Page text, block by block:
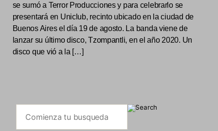
se sumó a Terror Producciones y para celebrarlo se
presentará en Uniclub, recinto ubicado en la ciudad de
Buenos Aires el día 19 de agosto. La banda viene de
lanzar su último disco, Tzompantli, en el año 2020. Un
disco que vió a la […]